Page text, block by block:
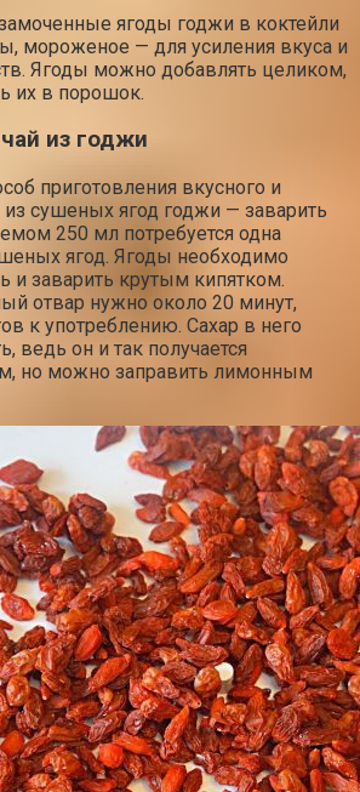
ягоды годжи в коктейли
мороженое — для усиления вкуса и
Ягоды можно добавлять целиком,
их в порошок.
из годжи
приготовления вкусного и
из сушеных ягод годжи — заварить
250 мл потребуется одна
ягод. Ягоды необходимо
и заварить крутым кипятком.
отвар нужно около 20 минут,
к употреблению. Сахар в него
ведь он и так получается
но можно заправить лимонным